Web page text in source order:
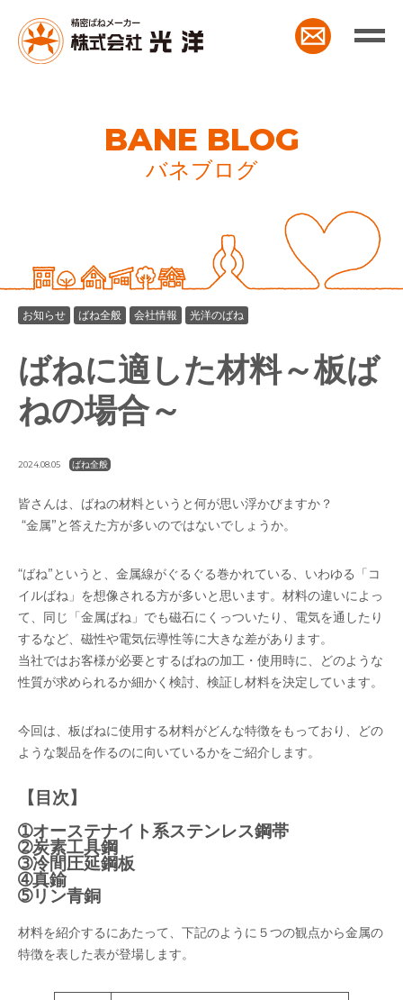
BANE BLOG
バネブログ
お知らせ ばね全般 会社情報 光洋のばね
ばねに適した材料～板ば
ねの場合～
2024.08.05 ばね全般
皆さんは、ばねの材料というと何が思い浮かびますか？
“金属”と答えた方が多いのではないでしょうか。
“ばね”というと、金属線がぐるぐる巻かれている、いわゆる「コ
イルばね」を想像される方が多いと思います。材料の違いによっ
て、同じ「金属ばね」でも磁石にくっついたり、電気を通したり
するなど、磁性や電気伝導性等に大きな差があります。
当社ではお客様が必要とするばねの加工・使用時に、どのような
性質が求められるか細かく検討、検証し材料を決定しています。
今回は、板ばねに使用する材料がどんな特徴をもっており、どの
ような製品を作るのに向いているかをご紹介します。
【目次】
➀オーステナイト系ステンレス鋼帯
➁炭素工具鋼
➂冷間圧延鋼板
➃真鍮
➄リン青銅
材料を紹介するにあたって、下記のように５つの観点から金属の
特徴を表した表が登場します。